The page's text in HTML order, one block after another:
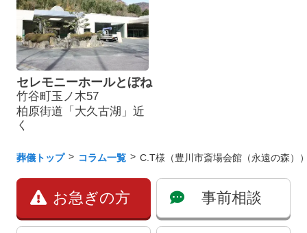
セレモニーホールとぼね
竹谷町玉ノ木57
柏原街道「大久古湖」近
く
葬儀トップ コラム一覧 C.T様（豊川市斎場会館（永遠の森）
お急ぎの方 事前相談